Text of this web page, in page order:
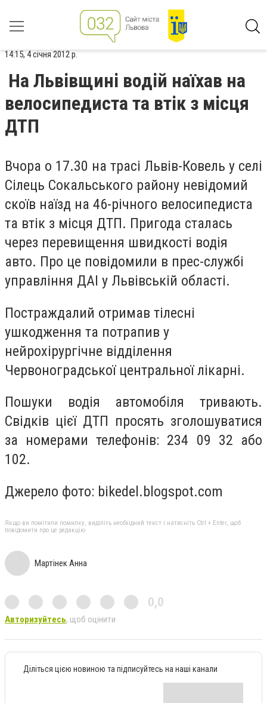
14:15, 4 січня 2012 р.
На Львівщині водій наїхав на
велосипедиста та втік з місця
ДТП
Вчора о 17.30 на трасі Львів-Ковель у селі
Сілець Сокальського району невідомий
скоїв наїзд на 46-річного велосипедиста
та втік з місця ДТП. Пригода сталась
через перевищення швидкості водія
авто. Про це повідомили в прес-службі
управління ДАІ у Львівській області.
Постраждалий отримав тілесні
ушкодження та потрапив у
нейрохірургічне відділення
Червоноградської центральної лікарні.
Пошуки водія автомобіля тривають.
Свідків цієї ДТП просять зголошуватися
за номерами телефонів: 234 09 32 або
102.
Джерело фото: bikedel.blogspot.com
Якщо ви помітили помилку, виділіть необхідний текст і натисніть Ctrl + Enter, щоб
повідомити про це редакцію
Мартінек Анна
0,0
Авторизуйтесь, щоб оцінити
Діліться цією новиною та підписуйтесь на наші канали